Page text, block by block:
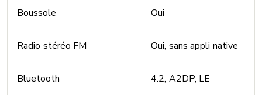
Boussole Oui
Radio stéréo FM Oui, sans appli native
Bluetooth 4.2, A2DP, LE